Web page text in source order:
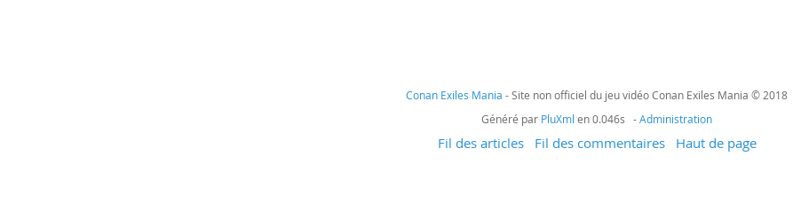
Conan Exiles Mania - Site non officiel du jeu vidéo Conan Exiles Mania © 2018
Généré par PluXml en 0.046s -Administration
Fil des articles Fil des commentaires Haut de page